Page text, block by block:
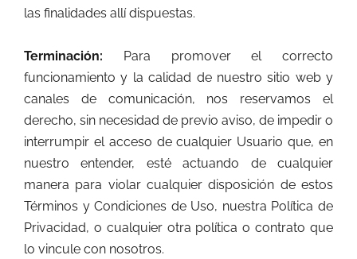
las finalidades allí dispuestas.
Terminación: Para promover el correcto
funcionamiento y la calidad de nuestro sitio web y
canales de comunicación, nos reservamos el
derecho, sin necesidad de previo aviso, de impedir o
interrumpir el acceso de cualquier Usuario que, en
nuestro entender, esté actuando de cualquier
manera para violar cualquier disposición de estos
Términos y Condiciones de Uso, nuestra Política de
Privacidad, o cualquier otra política o contrato que
lo vincule con nosotros.